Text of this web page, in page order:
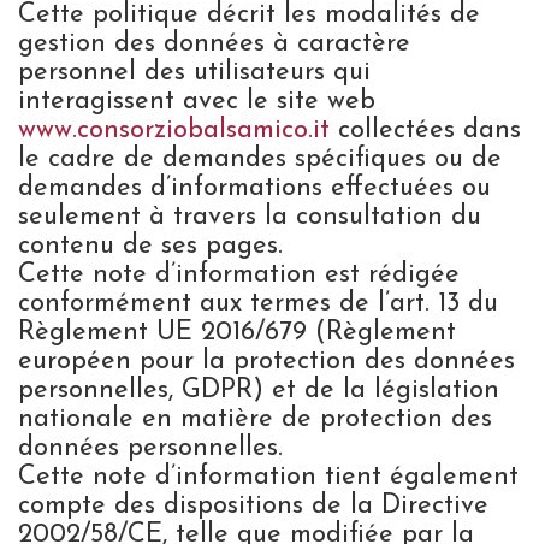
Cette politique décrit les modalités de
gestion des données à caractère
personnel des utilisateurs qui
interagissent avec le site web
www.consorziobalsamico.it collectées dans
le cadre de demandes spécifiques ou de
demandes d’informations effectuées ou
seulement à travers la consultation du
contenu de ses pages.
Cette note d’information est rédigée
conformément aux termes de l’art. 13 du
Règlement UE 2016/679 (Règlement
européen pour la protection des données
personnelles, GDPR) et de la législation
nationale en matière de protection des
données personnelles.
Cette note d’information tient également
compte des dispositions de la Directive
2002/58/CE, telle que modifiée par la